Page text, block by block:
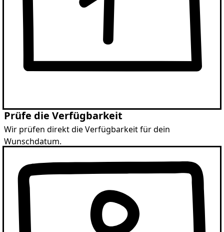
Prüfe die Verfügbarkeit
Wir prüfen direkt die Verfügbarkeit für dein
Wunschdatum.